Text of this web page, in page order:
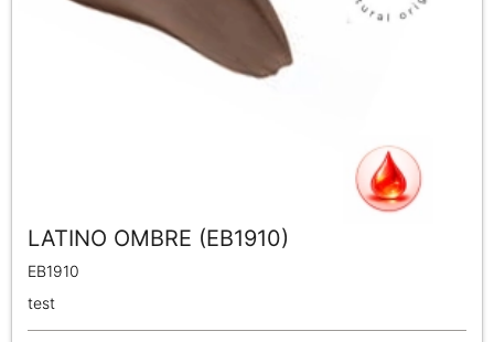
LATINO OMBRE (EB1910)
EB1910
test